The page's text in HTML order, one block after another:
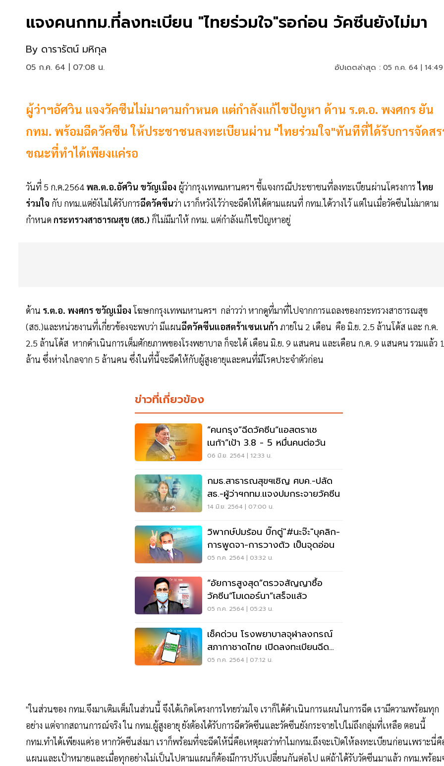
แจงคนกทม.ที่ลงทะเบียน "ไทยร่วมใจ"รอก่อน วัคซีนยังไม่มา
By ดารารัตน์ มหิกุล
05 ก.ค. 64 | 07:08 น. อัปเดตล่าสุด : 05 ก.ค. 64 |
ผู้ว่าฯอัศวิน แจงวัคซีนไม่มาตามกำหนด แต่กำลังแก้ไขปัญหา ด้าน ร.ต.อ. พงศกร ยัน
กทม. พร้อมฉีดวัคซีน ให้ประชาชนลงทะเบียนผ่าน "ไทยร่วมใจ"ทันทีที่ได้รับการจัดสร
ขณะที่ทำได้เพียงแค่รอ
วันที่ 5 ก.ค.2564 พล.ต.อ.อัศวิน ขวัญเมือง ผู้ว่ากรุงเทพมหานครฯ ชี้แจงกรณีประชาชนที่ลงทะเบียนผ่านโครงการไทย
ร่วมใจ กับ กทม.แต่ยังไม่ได้รับการฉีดวัคซีนว่า เราก็หวังไว้ว่าจะฉีดให้ได้ตามแผนที่ กทม.ได้วางไว้ แต่ในเมื่อวัคซีนไม่มาตาม
กำหนด กระทรวงสาธารณสุข (สธ.) ก็ไม่มีมาให้ กทม. แต่กำลังแก้ไขปัญหาอยู่
ด้าน ร.ต.อ. พงศกร ขวัญเมืองโฆษกกรุงเทพมหานครฯ กล่าวว่า หากดูที่มาที่ไปจากการแถลงของกระทรวงสาธารณสุข
(สธ.)และหน่วยงานที่เกี่ยวข้องจะพบว่า มีแผนฉีดวัคซีนแอสตร้าเซนเนก้า ภายใน 2 เดือน คือ มิ.ย. 2.5 ล้านโด้ส และ ก.ค.
2.5 ล้านโด้ส หากดำเนินการเต็มศักยภาพของโรงพยาบาล ก็จะได้ เดือน มิ.ย. 9 แสนคน และเดือน ก.ค. 9 แสนคน รวมแล้ว
ล้าน ซึ่งห่างไกลจาก 5 ล้านคน ซึ่งในที่นี้จะฉีดให้กับผู้สูงอายุและคนที่มีโรคประจำตัวก่อน
ข่าวที่เกี่ยวข้อง
“คนกรุง”ฉีดวัคซีน“แอสตราเซ
เนก้า”เป้า 3.8 - 5 หมื่นคนต่อวัน
06 มิ.ย. 2564 | 12:33 น.
กมธ.สาธารณสุขฯเชิญ ศบค.-ปลัด
สธ.-ผู้ว่าฯกทม.แจงปมกระจายวัคซีน
14 มิ.ย. 2564 | 07:00 น.
วิพากษ์ปมร้อน บิ๊กตู่"#นะจ๊ะ"บุคลิก-
การพูดจา-การวางตัว เป็นจุดอ่อน
05 ก.ค. 2564 | 03:32 น.
“อัยการสูงสุด”ตรวจสัญญาซื้อ
วัคซีน“โมเดอร์นา”เสร็จแล้ว
05 ก.ค. 2564 | 05:23 น.
เช็คด่วน โรงพยาบาลจุฬาลงกรณ์
สภากาชาดไทย เปิดลงทะเบียนฉีด
วัคซีนโควิด
05 ก.ค. 2564 | 07:12 น.
"ในส่วนของ กทม.จึงมาเติมเต็มในส่วนนี้ จึงได้เกิดโครงการไทยร่วมใจ เราก็ได้ดำเนินการแผนในการฉีด เรามีความพร้อมทุก
อย่าง แต่จากสถานการณ์จริง ใน กทม.ผู้สูงอายุ ยังต้องได้รับการฉีดวัคซีนและวัคซีนยังกระจายไปไม่ถึงกลุ่มที่เหลือ ตอนนี้
กทม.ทำได้เพียงแค่รอ หากวัคซีนส่งมา เราก็พร้อมที่จะฉีดให้นี่คือเหตุผลว่าทำไมกทม.ถึงจะเปิดให้ลงทะเบียนก่อนเพราะนี่คื
แผนและเป้าหมายและเมื่อทุกอย่างไม่เป็นไปตามแผนก็ต้องมีการปรับเปลี่ยนกันต่อไป แต่ถ้าได้รับวัคซีนมาแล้ว กทม.พร้อม